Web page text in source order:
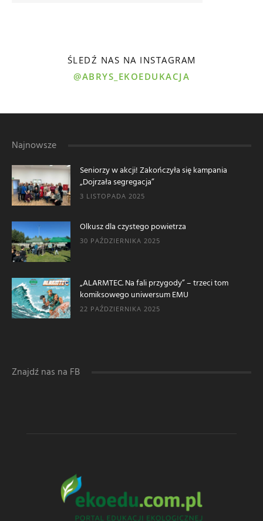
ŚLEDŹ NAS NA INSTAGRAM
@ABRYS_EKOEDUKACJA
Najnowsze
Seniorzy w akcji! Zakończyła się kampania
„Dojrzała segregacja”
3 LISTOPADA 2025
Olkusz dla czystego powietrza
30 PAŹDZIERNIKA 2025
„ALARMTEC. Na fali przygody” – trzeci tom
komiksowego uniwersum EMU
22 PAŹDZIERNIKA 2025
Znajdź nas na FB